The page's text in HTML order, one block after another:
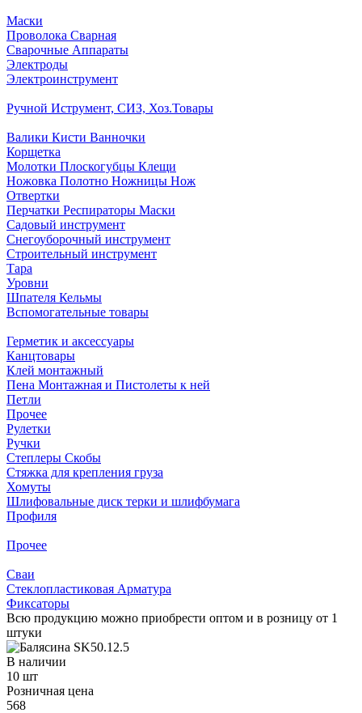
Маски
Проволока Сварная
Сварочные Аппараты
Электроды
Электроинструмент
Ручной Иструмент, СИЗ, Хоз.Товары
Валики Кисти Ванночки
Корщетка
Молотки Плоскогубцы Клещи
Ножовка Полотно Ножницы Нож
Отвертки
Перчатки Респираторы Маски
Садовый инструмент
Снегоуборочный инструмент
Строительный инструмент
Тара
Уровни
Шпателя Кельмы
Вспомогательные товары
Герметик и аксессуары
Канцтовары
Клей монтажный
Пена Монтажная и Пистолеты к ней
Петли
Прочее
Рулетки
Ручки
Степлеры Скобы
Стяжка для крепления груза
Хомуты
Шлифовальные диск терки и шлифбумага
Профиля
Прочее
Сваи
Стеклопластиковая Арматура
Фиксаторы
Всю продукцию можно приобрести оптом и в розницу от 1
штуки
В наличии
10 шт
Розничная цена
568